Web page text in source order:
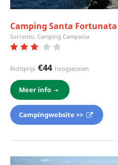
Camping Santa Fortunata
Sorrento, Camping Campania
Richtprijs €44 hoogseizoen
Meer info
Campingwebsite >>